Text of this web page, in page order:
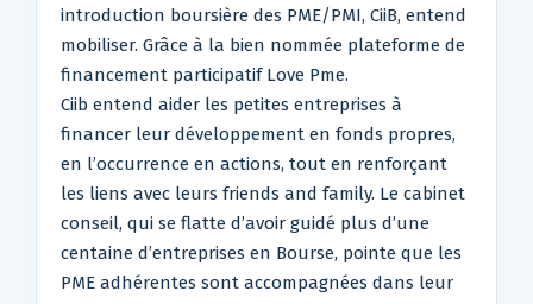
introduction boursière des PME/PMI, CiiB, entend
mobiliser. Grâce à la bien nommée plateforme de
financement participatif Love Pme.
Ciib entend aider les petites entreprises à
financer leur développement en fonds propres,
en l’occurrence en actions, tout en renforçant
les liens avec leurs friends and family. Le cabinet
conseil, qui se flatte d’avoir guidé plus d’une
centaine d’entreprises en Bourse, pointe que les
PME adhérentes sont accompagnées dans leur